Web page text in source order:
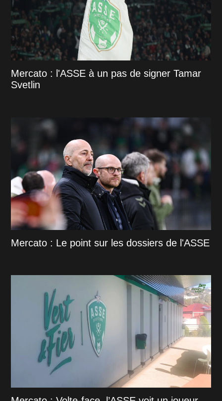
Mercato : l'ASSE à un pas de signer Tamar
Svetlin
Mercato : Le point sur les dossiers de l'ASSE